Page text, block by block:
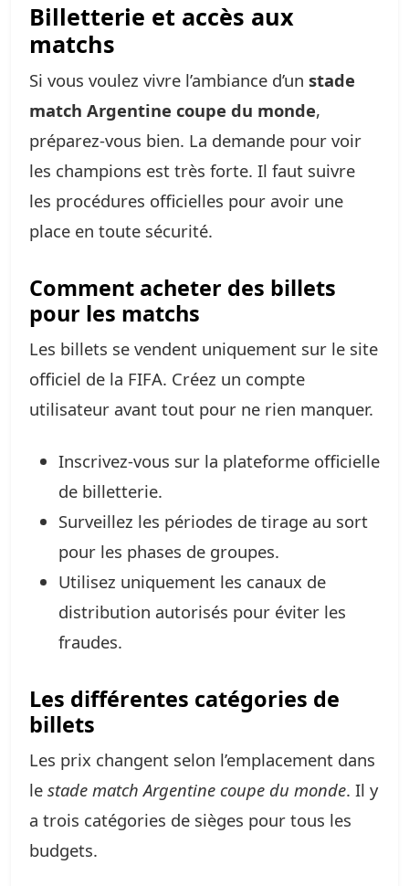
Billetterie et accès aux
matchs
Si vous voulez vivre l’ambiance d’un stade
match Argentine coupe du monde,
préparez-vous bien. La demande pour voir
les champions est très forte. Il faut suivre
les procédures officielles pour avoir une
place en toute sécurité.
Comment acheter des billets
pour les matchs
Les billets se vendent uniquement sur le site
officiel de la FIFA. Créez un compte
utilisateur avant tout pour ne rien manquer.
Inscrivez-vous sur la plateforme officielle
de billetterie.
Surveillez les périodes de tirage au sort
pour les phases de groupes.
Utilisez uniquement les canaux de
distribution autorisés pour éviter les
fraudes.
Les différentes catégories de
billets
Les prix changent selon l’emplacement dans
le stade match Argentine coupe du monde. Il y
a trois catégories de sièges pour tous les
budgets.